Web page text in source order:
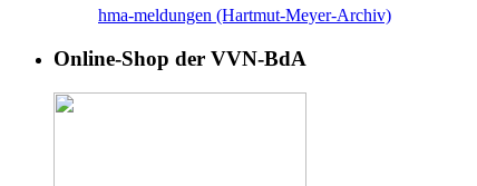
hma-meldungen (Hartmut-Meyer-Archiv)
Online-Shop der VVN-BdA